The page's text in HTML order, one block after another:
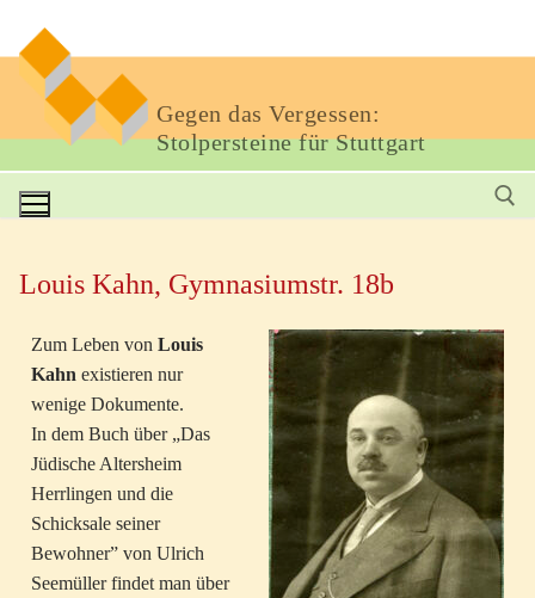
Gegen das Vergessen:
Stolpersteine für Stuttgart
Louis Kahn, Gymnasiumstr. 18b
Zum Leben von Louis
Kahn existieren nur
wenige Dokumente.
In dem Buch über „Das
Jüdische Altersheim
Herrlingen und die
Schicksale seiner
Bewohner” von Ulrich
Seemüller findet man über